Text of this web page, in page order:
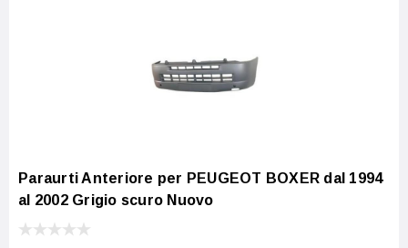
Paraurti Anteriore per PEUGEOT BOXER dal 1994
al 2002 Grigio scuro Nuovo